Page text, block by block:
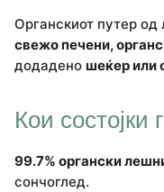
Органскиот путер
свежо печени,
додадено шеќер или
Кои состојки
99.7% органски
сончоглед.